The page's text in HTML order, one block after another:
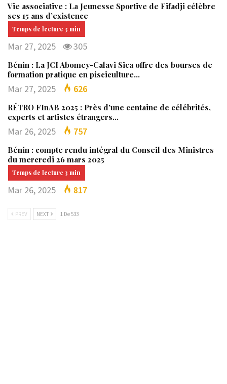
Vie associative : La Jeunesse Sportive de Fifadji célèbre
ses 15 ans d’existence
Mar 27, 2025 305
Bénin : La JCI Abomey-Calavi Sica offre des bourses de
formation pratique en pisciculture…
Mar 27, 2025 626
RÉTRO FInAB 2025 : Près d’une centaine de célébrités,
experts et artistes étrangers…
Mar 26, 2025 757
Bénin : compte rendu intégral du Conseil des Ministres
du mercredi 26 mars 2025
Mar 26, 2025 817
PREV NEXT 1 De 533